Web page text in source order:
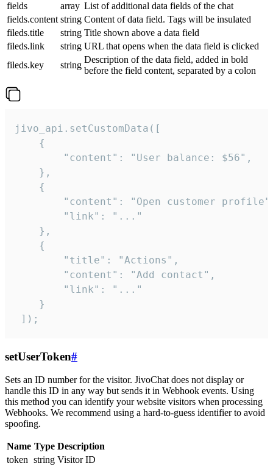
fields
array List of additional data fields of the chat
fields.content string Content of data field. Tags will be insulated
fileds.title
string Title shown above a data field
fileds.link
string URL that opens when the data field is clicked
fileds.key
string
Description of the data field, added in bold
before the field content, separated by a colon
jivo_api.setCustomData([
    {
        "content": "User balance: $56",
    },
    {
"content": "Open customer
        "link": "..."
    },
    {
        "title": "Actions",
        "content": "Add contact",
        "link": "..."
    }
]);
setUserToken#
Sets an ID number for the visitor. JivoChat does not display or
handle this ID in any way but sends it in Webhook events. Using
this method you can identify your website visitors when processing
Webhooks. We recommend using a hard-to-guess identifier to avoid
spoofing.
Name Type Description
token string Visitor ID